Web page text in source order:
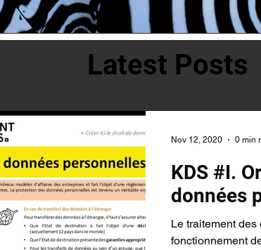
KDS #I.
données
Le traitement
fonctionnement
Nov 12, 2020 0 min
Latest Posts